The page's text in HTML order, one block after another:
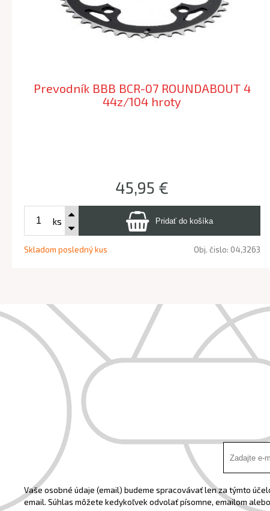
Prevodník BBB BCR-07 ROUNDABOUT 4
44z/104 hroty
45,95 €
ks
Skladom posledný kus Obj. čislo: 04,3263
Vaše osobné údaje (email) budeme spracovávať len za týmto
email. Súhlas môžete kedykoľvek odvolať písomne, emailom